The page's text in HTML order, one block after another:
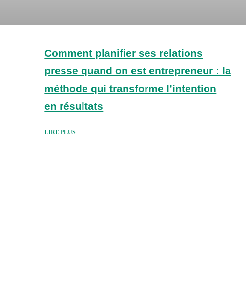
Comment planifier ses relations
presse quand on est entrepreneur : la
méthode qui transforme l’intention
en résultats
LIRE PLUS